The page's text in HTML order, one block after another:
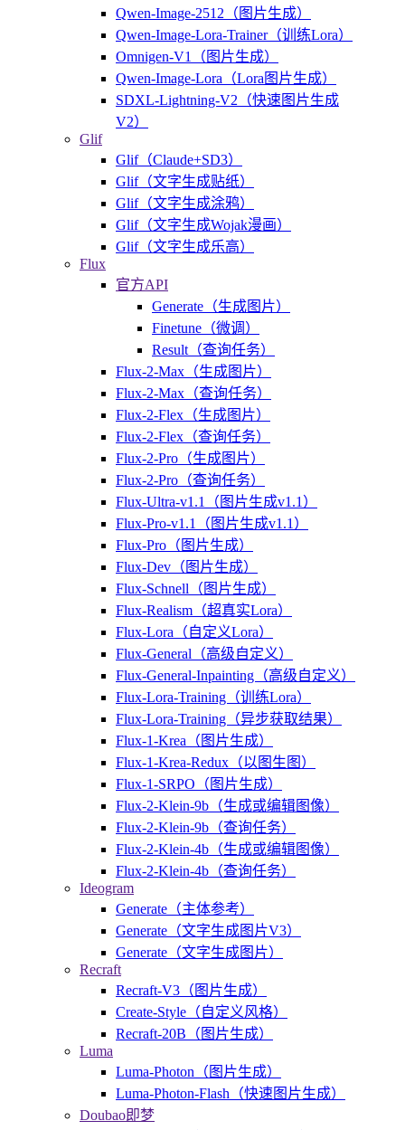
Qwen-Image-2512（图片生成）
Qwen-Image-Lora-Trainer（训练Lora）
Omnigen-V1（图片生成）
Qwen-Image-Lora（Lora图片生成）
SDXL-Lightning-V2（快速图片生成
V2）
Glif
Glif（Claude+SD3）
Glif（文字生成贴纸）
Glif（文字生成涂鸦）
Glif（文字生成Wojak漫画）
Glif（文字生成乐高）
Flux
官方API
Generate（生成图片）
Finetune（微调）
Result（查询任务）
Flux-2-Max（生成图片）
Flux-2-Max（查询任务）
Flux-2-Flex（生成图片）
Flux-2-Flex（查询任务）
Flux-2-Pro（生成图片）
Flux-2-Pro（查询任务）
Flux-Ultra-v1.1（图片生成v1.1）
Flux-Pro-v1.1（图片生成v1.1）
Flux-Pro（图片生成）
Flux-Dev（图片生成）
Flux-Schnell（图片生成）
Flux-Realism（超真实Lora）
Flux-Lora（自定义Lora）
Flux-General（高级自定义）
Flux-General-Inpainting（高级自定义）
Flux-Lora-Training（训练Lora）
Flux-Lora-Training（异步获取结果）
Flux-1-Krea（图片生成）
Flux-1-Krea-Redux（以图生图）
Flux-1-SRPO（图片生成）
Flux-2-Klein-9b（生成或编辑图像）
Flux-2-Klein-9b（查询任务）
Flux-2-Klein-4b（生成或编辑图像）
Flux-2-Klein-4b（查询任务）
Ideogram
Generate（主体参考）
Generate（文字生成图片V3）
Generate（文字生成图片）
Recraft
Recraft-V3（图片生成）
Create-Style（自定义风格）
Recraft-20B（图片生成）
Luma
Luma-Photon（图片生成）
Luma-Photon-Flash（快速图片生成）
Doubao即梦